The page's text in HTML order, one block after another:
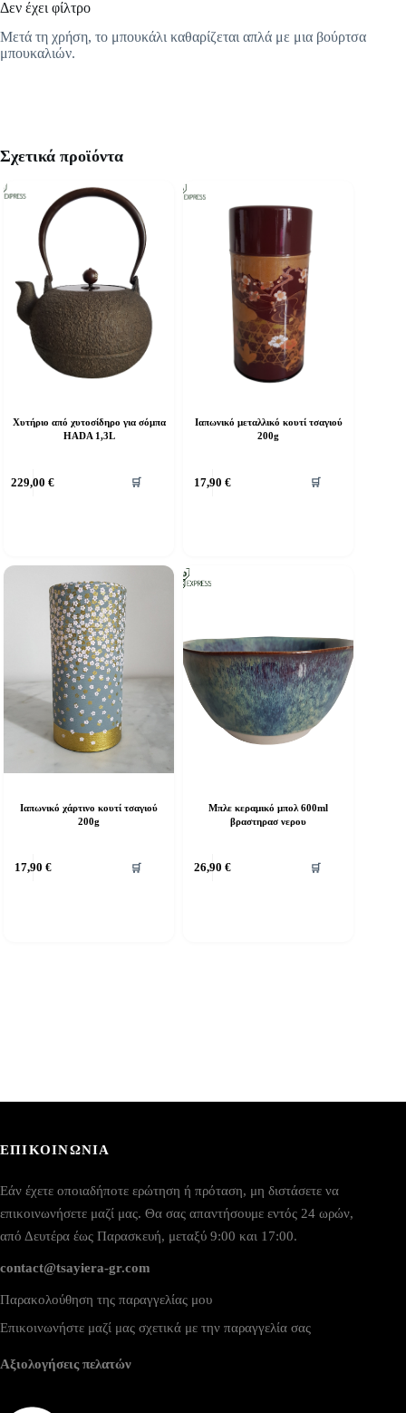
Δεν έχει φίλτρο
Μετά τη χρήση, το μπουκάλι καθαρίζεται απλά με μια βούρτσα
μπουκαλιών.
Σχετικά προϊόντα
Χυτήριο από χυτοσίδηρο για σόμπα
HADA 1,3L
229,00€ 🛒
Ιαπωνικό μεταλλικό κουτί τσαγιού
200g
17,90 € 🛒
Ιαπωνικό χάρτινο κουτί τσαγιού
200g
17,90 € 🛒
Μπλε κεραμικό μπολ 600ml
βραστηρασ νερου
26,90 € 🛒
ΕΠΙΚΟΙΝΩΝΙΑ
Εάν έχετε οποιαδήποτε ερώτηση ή πρόταση, μη διστάσετε να
επικοινωνήσετε μαζί μας. Θα σας απαντήσουμε εντός 24 ωρών,
από Δευτέρα έως Παρασκευή, μεταξύ 9:00 και 17:00.
contact@tsayiera-gr.com
Παρακολούθηση της παραγγελίας μου
Επικοινωνήστε μαζί μας σχετικά με την παραγγελία σας
Αξιολογήσεις πελατών